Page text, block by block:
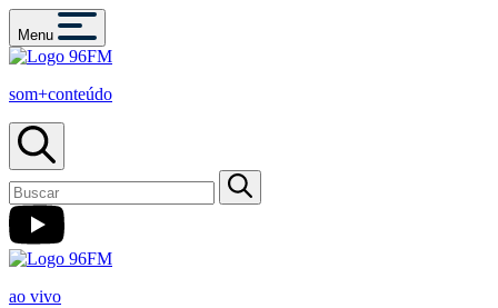
Menu
som+conteúdo
ao vivo